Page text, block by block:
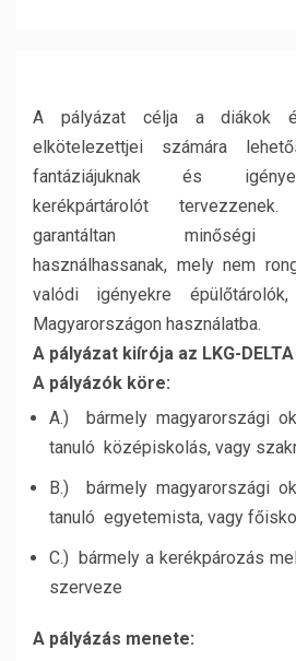
A pályázat célja a diákok
elkötelezettjei számára
fantáziájuknak és
kerékpártárolót
garantáltan minőségi
használhassanak, mely nem
valódi igényekre
Magyarországon használatba.
A pályázat kiírója az LKG-
A pályázók köre:
A.) bármely magyarországi
tanuló középiskolás, vagy
B.) bármely magyarországi
tanuló egyetemista, vagy
C.) bármely a kerékpározás
szerveze
A pályázás menete: